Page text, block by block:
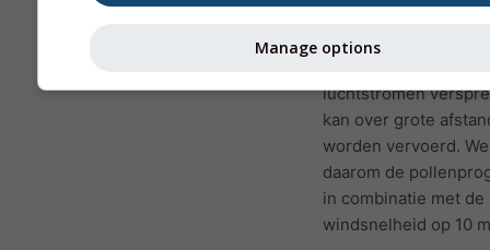
pollenkorrels
luchtstromen
kan over grote
worden vervoerd.
daarom de
in combinatie met de
windsnelheid op 10
Manage options